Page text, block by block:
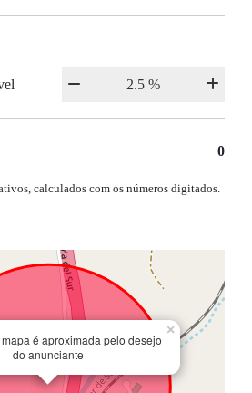
0
calculados com os números digitados.
é aproximada pelo desejo
do anunciante
×